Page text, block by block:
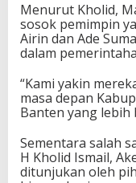
Menurut Kholid,
sosok pemimpin
Airin dan Ade
dalam
“Kami yakin
masa depan
Banten yang lebih
Sementara salah
H Kholid Ismail,
ditunjukan oleh